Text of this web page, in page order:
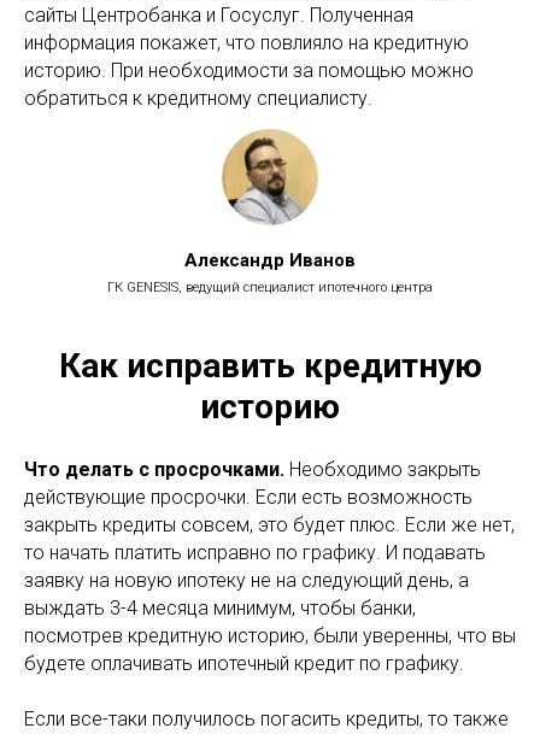
сайты Центробанка и Госуслуг. Полученная
информация покажет, что повлияло на кредитную
историю. При необходимости за помощью можно
обратиться к кредитному специалисту.
Александр Иванов
ГК GENESIS, ведущий специалист ипотечного центра
Как исправить кредитную
историю
Что делать с просрочками. Необходимо закрыть
действующие просрочки. Если есть возможность
закрыть кредиты совсем, это будет плюс. Если же нет,
то начать платить исправно по графику. И подавать
заявку на новую ипотеку не на следующий день, а
выждать 3-4 месяца минимум, чтобы банки,
посмотрев кредитную историю, были уверенны, что вы
будете оплачивать ипотечный кредит по графику.
Если все-таки получилось погасить кредиты, то также